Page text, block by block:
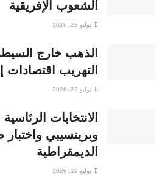
الشعوب الإفريقية
يوليو 23, 2026
الذهب خارج
التهريب اقتصادات
يوليو 22, 2026
الانتخابات
وبرينسيبي
الديمقراطية
يوليو 19, 2026